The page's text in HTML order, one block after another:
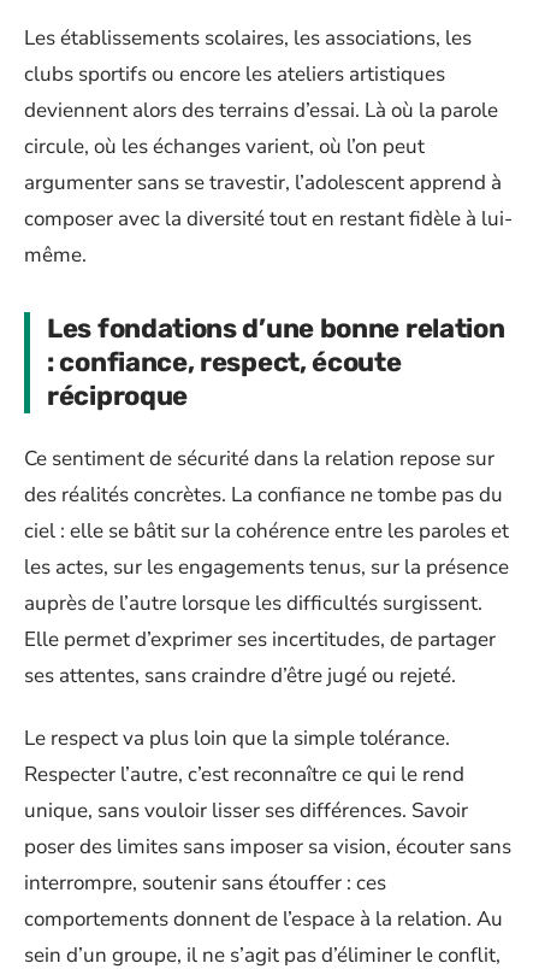
Les établissements scolaires, les associations, les
clubs sportifs ou encore les ateliers artistiques
deviennent alors des terrains d’essai. Là où la parole
circule, où les échanges varient, où l’on peut
argumenter sans se travestir, l’adolescent apprend à
composer avec la diversité tout en restant fidèle à lui-
même.
Les fondations d’une bonne relation
: confiance, respect, écoute
réciproque
Ce sentiment de sécurité dans la relation repose sur
des réalités concrètes. La confiance ne tombe pas du
ciel : elle se bâtit sur la cohérence entre les paroles et
les actes, sur les engagements tenus, sur la présence
auprès de l’autre lorsque les difficultés surgissent.
Elle permet d’exprimer ses incertitudes, de partager
ses attentes, sans craindre d’être jugé ou rejeté.
Le respect va plus loin que la simple tolérance.
Respecter l’autre, c’est reconnaître ce qui le rend
unique, sans vouloir lisser ses différences. Savoir
poser des limites sans imposer sa vision, écouter sans
interrompre, soutenir sans étouffer : ces
comportements donnent de l’espace à la relation. Au
sein d’un groupe, il ne s’agit pas d’éliminer le conflit,